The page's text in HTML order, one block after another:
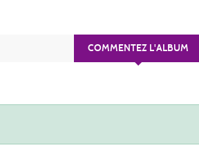
COMMENTEZ L'ALBUM